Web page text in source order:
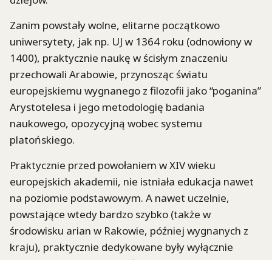
Zanim powstały wolne, elitarne początkowo
uniwersytety, jak np. UJ w 1364 roku (odnowiony w
1400), praktycznie naukę w ścisłym znaczeniu
przechowali Arabowie, przynosząc światu
europejskiemu wygnanego z filozofii jako “poganina”
Arystotelesa i jego metodologię badania
naukowego, opozycyjną wobec systemu
platońskiego.
Praktycznie przed powołaniem w XIV wieku
europejskich akademii, nie istniała edukacja nawet
na poziomie podstawowym. A nawet uczelnie,
powstające wtedy bardzo szybko (także w
środowisku arian w Rakowie, później wygnanych z
kraju), praktycznie dedykowane były wyłącznie